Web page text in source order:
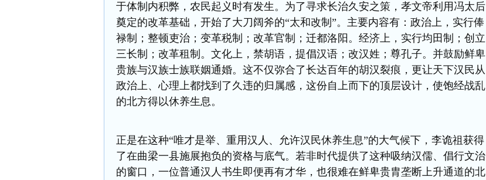
于体制内积弊，农民起义时有发生。为了寻求长治久安之策，孝文帝利用 冯太后
奠定的改革基础，开始了大刀阔斧的“太和改制”。主要内容有：政治上，实行俸
禄制；整顿吏治；变革税制；改革官制；迁都洛阳。经济上，实行均田制；创立
三长制；改革租制。文化上，禁胡语，提倡汉语；改汉姓；尊孔子。并鼓励鲜卑
贵族与汉族士族联姻通婚。这不仅弥合了长达百年的胡汉裂痕，更让天下汉民从
政治上、心理上都找到了久违的归属感，这份自上而下的顶层设计，使饱经战乱
的北方得以休养生息。
正是在这种“唯才是举、重用汉人、允许汉民休养生息”的大气候下，李诡祖获得
了在曲梁一县施展抱负的资格与底气。若非时代提供了这种吸纳汉儒、倡行文治
的窗口，一位普通汉人书生即便再有才华，也很难在鲜卑贵胄垄断上升通道的北